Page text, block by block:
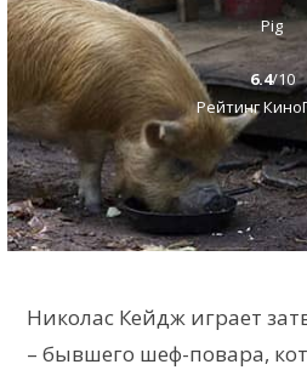
Pig
6.4/10
Рейтинг
Николас Кейдж играет
– бывшего шеф-повара,